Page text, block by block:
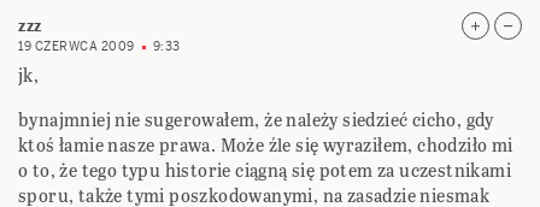
zzz
19 CZERWCA 2009 9:33
jk,
bynajmniej nie sugerowałem, że należy siedzieć cicho, gdy
ktoś łamie nasze prawa. Może źle się wyraziłem, chodziło mi
o to, że tego typu historie ciągną się potem za uczestnikami
sporu, także tymi poszkodowanymi, na zasadzie niesmak